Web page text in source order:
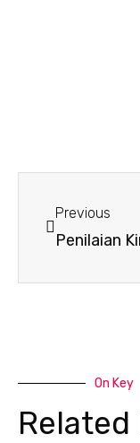
Previous
On Key
Related